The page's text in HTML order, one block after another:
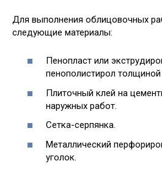
Для выполнения облицовочных
следующие материалы:
Пенопласт или
пенополистирол
Плиточный клей на
наружных работ.
Сетка-серпянка.
Металлический
уголок.